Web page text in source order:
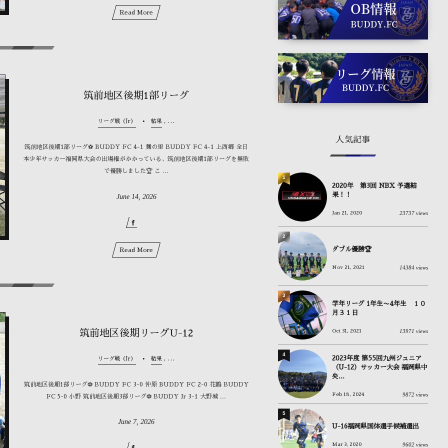
Read More
筑前地区後期1部リーグ
リーグ戦（Jr） 結果 , …
筑前地区後期1部リーグ⚽️ BUDDY FC 4-1 舞の里 BUDDY FC 4-1 上西郷 全日
本少年サッカー福岡県大会の出場権がかかっている、筑前地区後期1部リーグを無敗
で優勝しました🏆 こ ...
June 14, 2026
Read More
筑前地区後期リーグU-12
リーグ戦（Jr） 結果 , …
筑前地区後期1部リーグ⚽️ BUDDY FC 3-0 仲原 BUDDY FC 2-0 花鶴 BUDDY
FC 5-0 小野 筑前地区後期3部リーグ⚽️ BUDDY Jr 3-1 大野城 ...
June 7,2026
人気記事
2020年 第3回 NBX 予選結
果！！
Jan 21, 2020 23737 views
1
ダブル優勝🏆
Nov 21, 2021 14384 views
2
学年リーグ 1年生〜4年生 １０
月３１日
Oct 31, 2021 13971 views
3
2023年度 第55回九州ジュニア
（U-12）サッカー大会 福岡県中
央...
Feb 18, 2024 9872 views
4
U-16福岡県国体選手候補選出
Mar 3, 2020 9602 views
5